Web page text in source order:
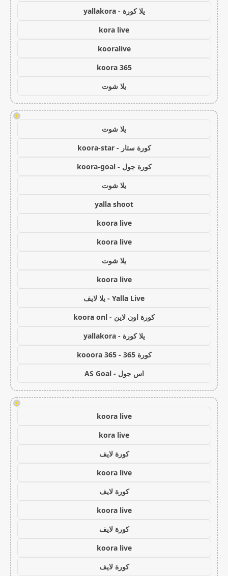
يلا كورة - yallakora
kora live
kooralive
koora 365
يلا شوت
!
يلا شوت
كورة ستار - koora-star
كورة جول - koora-goal
يلا شوت
yalla shoot
koora live
koora live
يلا شوت
koora live
Yalla Live - يلا لايف
كورة اون لاين - koora onl
يلا كورة - yallakora
كورة 365 - kooora 365
اس جول - AS Goal
!
koora live
kora live
كورة لايف
koora live
كورة لايف
koora live
كورة لايف
koora live
كورة لايف